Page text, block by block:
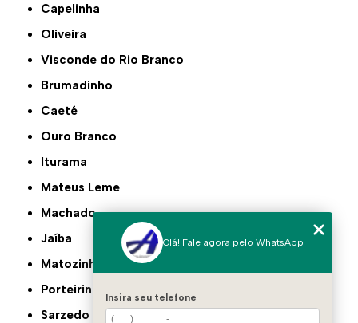
Capelinha
Oliveira
Visconde do Rio Branco
Brumadinho
Caeté
Ouro Branco
Iturama
Mateus Leme
Machado
Jaíba
Matozinhos
Porteirinha
Sarzedo
Olá! Fale agora pelo WhatsApp
Insira seu telefone